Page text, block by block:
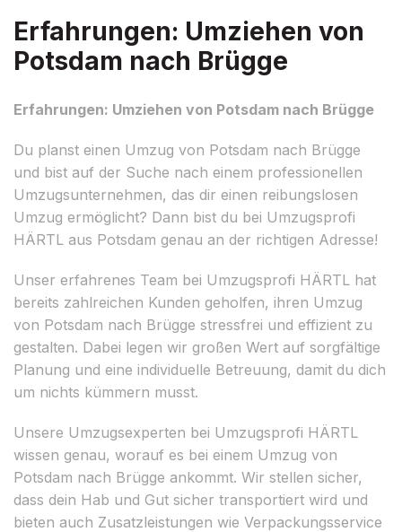
Erfahrungen: Umziehen von
Potsdam nach Brügge
Erfahrungen: Umziehen von Potsdam nach Brügge
Du planst einen Umzug von Potsdam nach Brügge
und bist auf der Suche nach einem professionellen
Umzugsunternehmen, das dir einen reibungslosen
Umzug ermöglicht? Dann bist du bei Umzugsprofi
HÄRTL aus Potsdam genau an der richtigen Adresse!
Unser erfahrenes Team bei Umzugsprofi HÄRTL hat
bereits zahlreichen Kunden geholfen, ihren Umzug
von Potsdam nach Brügge stressfrei und effizient zu
gestalten. Dabei legen wir großen Wert auf sorgfältige
Planung und eine individuelle Betreuung, damit du dich
um nichts kümmern musst.
Unsere Umzugsexperten bei Umzugsprofi HÄRTL
wissen genau, worauf es bei einem Umzug von
Potsdam nach Brügge ankommt. Wir stellen sicher,
dass dein Hab und Gut sicher transportiert wird und
bieten auch Zusatzleistungen wie Verpackungsservice